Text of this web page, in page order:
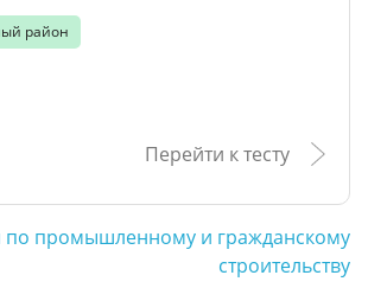
район
Перейти к тесту
по промышленному и гражданскому
строительству